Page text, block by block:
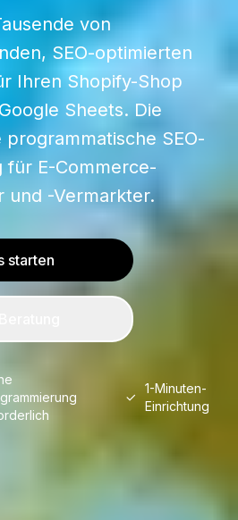
von
SEO-optimierten
Ihren Shopify-Shop
Sheets. Die
SEO-
für E-Commerce-
und -Vermarkter.
starten
1-Minuten-
Einrichtung